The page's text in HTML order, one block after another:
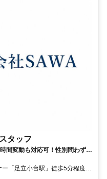
タッフ
間変動も対応可！性別問わず、
さん大歓迎